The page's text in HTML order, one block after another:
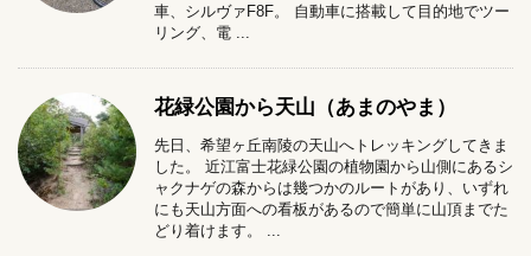
車、シルヴァF8F。 自動車に搭載して目的地でツー
リング、電 ...
花緑公園から天山（あまのやま）
先日、希望ヶ丘南陵の天山へトレッキングしてきま
した。 近江富士花緑公園の植物園から山側にあるシ
ャクナゲの森からは幾つかのルートがあり、いずれ
にも天山方面への看板があるので簡単に山頂までた
どり着けます。 ...